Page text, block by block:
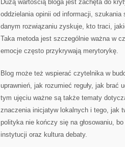
Dużą wartością bloga jest zachęta do
oddzielania opinii od informacji,
danym rozwiązaniu zyskuje, kto traci,
Taka metoda jest szczególnie ważna w
emocje często przykrywają merytorykę.
Blog może też wspierać czytelnika w
uprawnień, jak rozumieć reguły, jak brać
tym ujęciu ważne są także tematy
znaczenia inicjatyw lokalnych i tego, jak
polityka nie kończy się na głosowaniu,
instytucji oraz kultura debaty.